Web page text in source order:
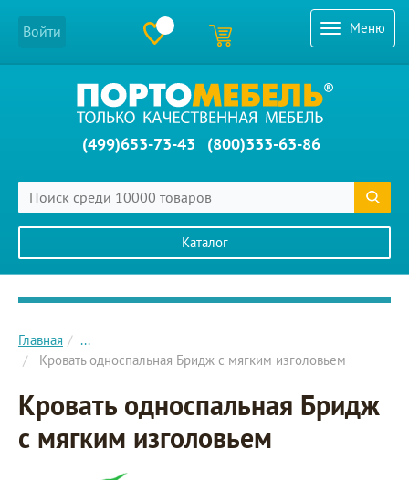
Меню
Войти
(499)653-73-43 (800)333-63-86
Каталог
Главное меню сайта
Главная
...
Кровать односпальная Бридж с мягким изголовьем
Кровать односпальная Бридж
с мягким изголовьем